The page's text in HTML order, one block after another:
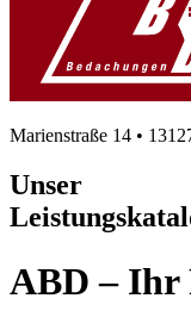
Marienstraße 14 •
Unser
ABD – Ihr